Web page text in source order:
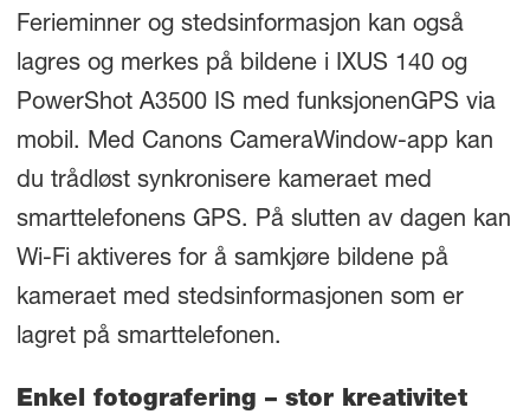
Ferieminner og stedsinformasjon kan også
lagres og merkes på bildene i IXUS 140 og
PowerShot A3500 IS med funksjonenGPS via
mobil. Med Canons CameraWindow-app kan
du trådløst synkronisere kameraet med
smarttelefonens GPS. På slutten av dagen kan
Wi-Fi aktiveres for å samkjøre bildene på
kameraet med stedsinformasjonen som er
lagret på smarttelefonen.
Enkel fotografering – stor kreativitet